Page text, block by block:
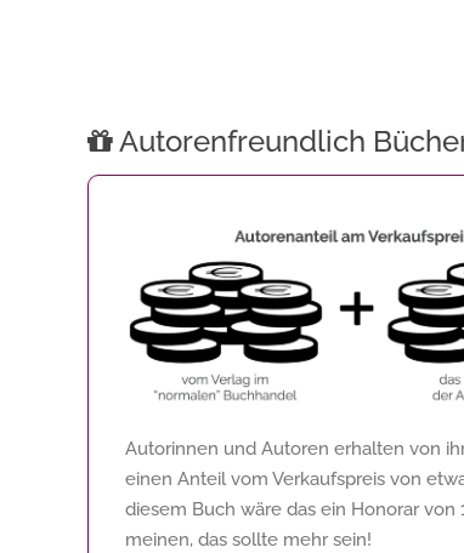
Autorenfreundlich
Autorinnen und Autoren erhalten von
einen Anteil vom Verkaufspreis von
diesem Buch wäre das ein Honorar von
meinen, das sollte mehr sein!